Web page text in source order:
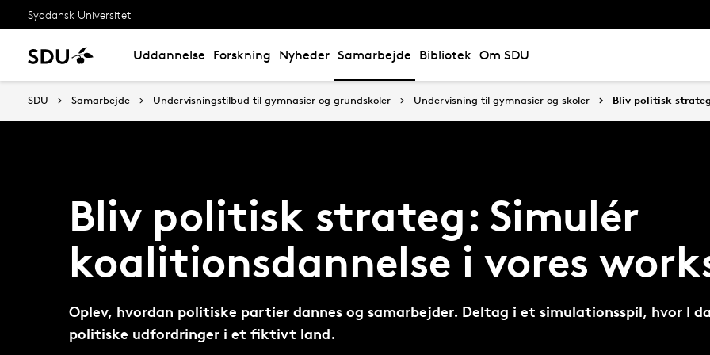
Syddansk Universitet
Uddannelse Forskning Nyheder Samarbejde Bibliotek Om SDU
SDU Samarbejde Undervisningstilbud til gymnasier og grundskoler Undervisning til gymnasier og skoler Bliv politisk
Bliv politisk strateg: Simulér
koalitionsdannelse i vores
Oplev, hvordan politiske partier dannes og samarbejder. Deltag i et simulationsspil, hvor I
politiske udfordringer i et fiktivt land.